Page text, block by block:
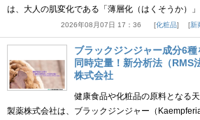
は、大人の肌変化である「薄層化（はくそうか）
2026年08月07日 17：36 化粧品 新
ブラックジンジャー成分6
同時定量！新分析法（RMS
株式会社
健康食品や化粧品の原料となる
製薬株式会社は、ブラックジンジャー（